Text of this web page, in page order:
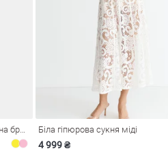
Біла гіпюрова сукня міді
4 999 ₴